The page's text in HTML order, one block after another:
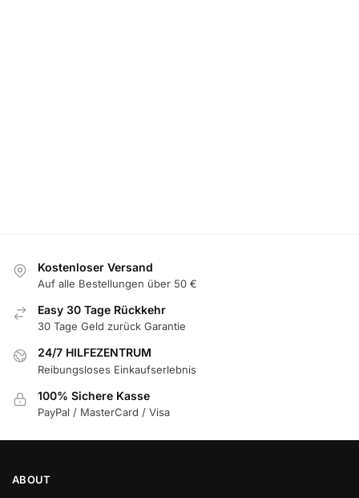
Kostenloser Versand
Auf alle Bestellungen über 50 €
Easy 30 Tage Rückkehr
30 Tage Geld zurück Garantie
24/7 HILFEZENTRUM
Reibungsloses Einkaufserlebnis
100% Sichere Kasse
PayPal / MasterCard / Visa
ABOUT